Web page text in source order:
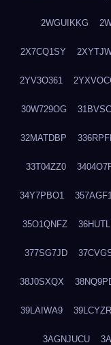
2WGUIKKG
2X7CQ1SY
2YV3O361
30W729OG
32MATDBP
33T04ZZ0
34Y7PBO1
35O1QNFZ
377SG7JD
38J0SXQX
39LAIWA9 39LCYZRI
3AGNJUCU